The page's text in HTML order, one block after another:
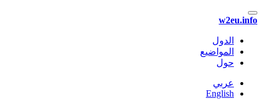
w2eu.info
الدول
المواضيع
حول
عربي
English